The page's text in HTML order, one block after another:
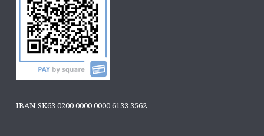
IBAN SK63 0200 0000 0000 6133 3562